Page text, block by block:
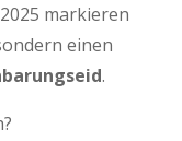
markieren
einen
.